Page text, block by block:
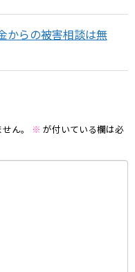
からの被害相談は無
ん。 ※ が付いている欄は必